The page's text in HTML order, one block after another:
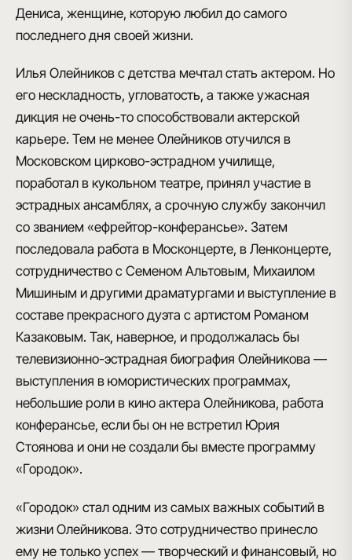
Дениса, женщине, которую любил до самого
последнего дня своей жизни.
Илья Олейников с детства мечтал стать актером. Но
его нескладность, угловатость, а также ужасная
дикция не очень-то способствовали актерской
карьере. Тем не менее Олейников отучился в
Московском цирково-эстрадном училище,
поработал в кукольном театре, принял участие в
эстрадных ансамблях, а срочную службу закончил
со званием «ефрейтор-конферансье». Затем
последовала работа в Москонцерте, в Ленконцерте,
сотрудничество с Семеном Альтовым, Михаилом
Мишиным и другими драматургами и выступление в
составе прекрасного дуэта с артистом Романом
Казаковым. Так, наверное, и продолжалась бы
телевизионно-эстрадная биография Олейникова —
выступления в юмористических программах,
небольшие роли в кино актера Олейникова, работа
конферансье, если бы он не встретил Юрия
Стоянова и они не создали бы вместе программу
«Городок».
«Городок» стал одним из самых важных событий в
жизни Олейникова. Это сотрудничество принесло
ему не только успех — творческий и финансовый, но